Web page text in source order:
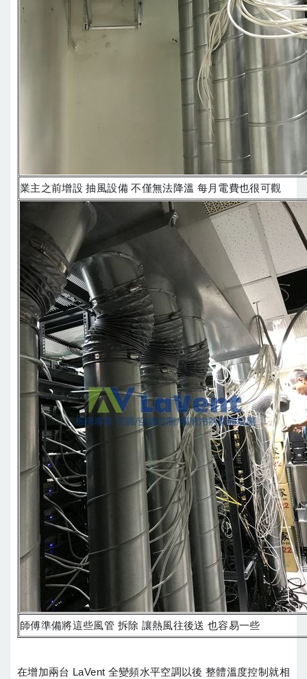
業主之前增設 抽風設備 不僅無法降溫 每月電費也很可觀
師傅準備將這些風管 拆除 讓熱風往後送 也容易一些
在增加兩台 LaVent 全變頻水平空調以後 整體溫度控制就相